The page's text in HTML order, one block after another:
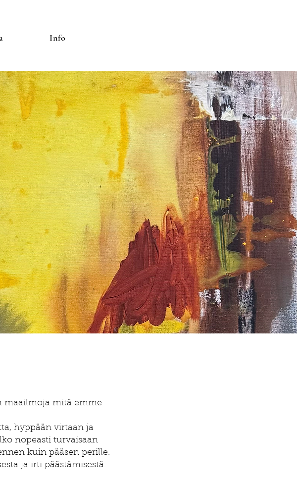
Info
maailmoja mitä emme
hyppään virtaan ja
nopeasti turvaisaan
kuin pääsen perille.
ja irti päästämisestä.